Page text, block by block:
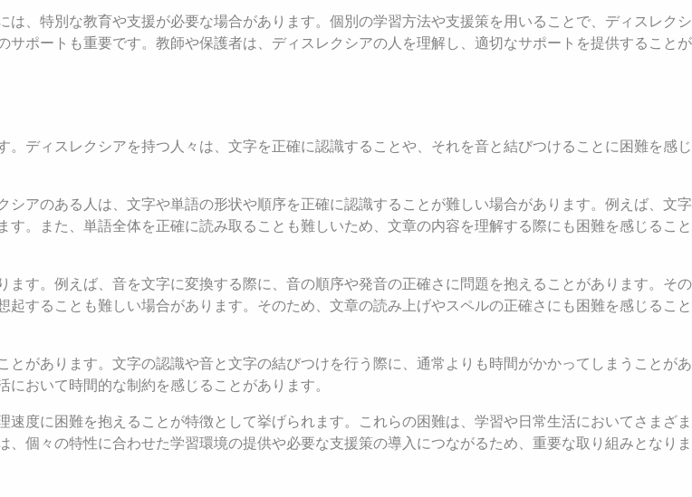
、特別な教育や支援が必要な場合があります。個別の学習方法や支援策を用いることで、ディスレクシ
ポートも重要です。教師や保護者は、ディスレクシアの人を理解し、適切なサポートを提供することが
ディスレクシアを持つ人々は、文字を正確に認識することや、それを音と結びつけることに困難を感じ
アのある人は、文字や単語の形状や順序を正確に認識することが難しい場合があります。例えば、文字
。また、単語全体を正確に読み取ることも難しいため、文章の内容を理解する際にも困難を感じること
す。例えば、音を文字に変換する際に、音の順序や発音の正確さに問題を抱えることがあります。その
することも難しい場合があります。そのため、文章の読み上げやスペルの正確さにも困難を感じること
があります。文字の認識や音と文字の結びつけを行う際に、通常よりも時間がかかってしまうことがあ
おいて時間的な制約を感じることがあります。
度に困難を抱えることが特徴として挙げられます。これらの困難は、学習や日常生活においてさまざま
個々の特性に合わせた学習環境の提供や必要な支援策の導入につながるため、重要な取り組みとなりま